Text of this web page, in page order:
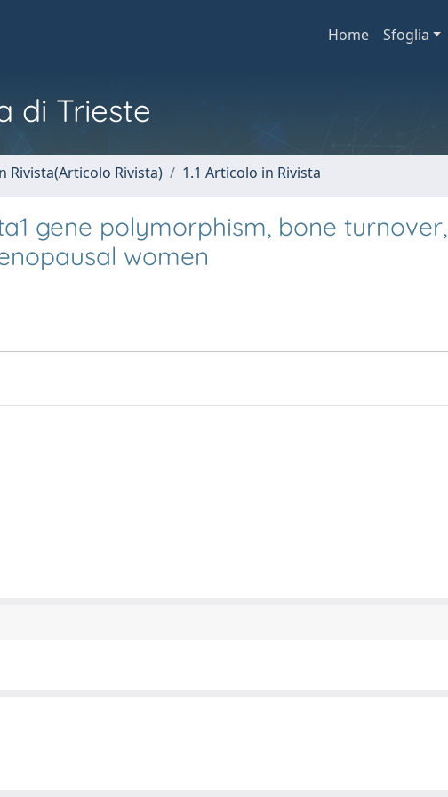
Home Sfoglia
di Trieste
Rivista(Articolo Rivista) 1.1 Articolo in Rivista
gene polymorphism, bone turnover,
women